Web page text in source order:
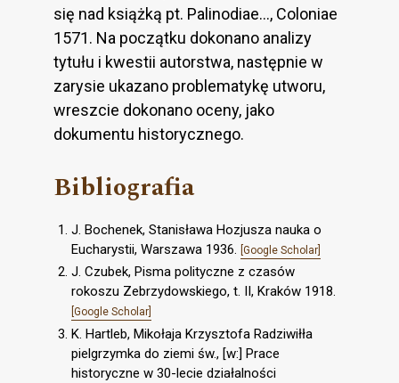
się nad książką pt. Palinodiae…, Coloniae
1571. Na początku dokonano analizy
tytułu i kwestii autorstwa, następnie w
zarysie ukazano problematykę utworu,
wreszcie dokonano oceny, jako
dokumentu historycznego.
Bibliografia
J. Bochenek, Stanisława Hozjusza nauka o
Eucharystii, Warszawa 1936.
[Google Scholar]
J. Czubek, Pisma polityczne z czasów
rokoszu Zebrzydowskiego, t. II, Kraków 1918.
[Google Scholar]
K. Hartleb, Mikołaja Krzysztofa Radziwiłła
pielgrzymka do ziemi św., [w:] Prace
historyczne w 30-lecie działalności